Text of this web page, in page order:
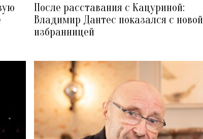
После расставания с Кацуриной:
Владимир Дантес показался с новой
избранницей